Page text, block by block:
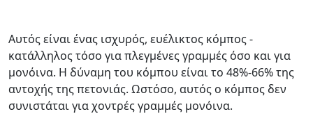
Αυτός είναι ένας ισχυρός, ευέλικτος κόμπος -
κατάλληλος τόσο για πλεγμένες γραμμές όσο και για
μονόινα. Η δύναμη του κόμπου είναι το 48%-66% της
αντοχής της πετονιάς. Ωστόσο, αυτός ο κόμπος δεν
συνιστάται για χοντρές γραμμές μονόινα.